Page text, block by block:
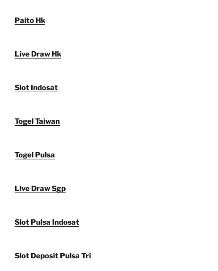
Paito Hk
Live Draw Hk
Slot Indosat
Togel Taiwan
Togel Pulsa
Live Draw Sgp
Slot Pulsa Indosat
Slot Deposit Pulsa Tri